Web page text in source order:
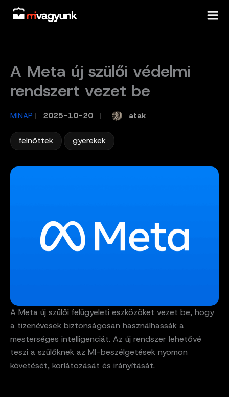
Skip
content
A Meta új szülői védelmi
rendszert vezet be
MINAP / 2025-10-20 atak
felnőttek gyerekek
A Meta új szülői felügyeleti eszközöket vezet be, hogy
a tizenévesek biztonságosan használhassák a
mesterséges intelligenciát. Az új rendszer lehetővé
teszi a szülőknek az MI-beszélgetések nyomon
követését, korlátozását és irányítását.